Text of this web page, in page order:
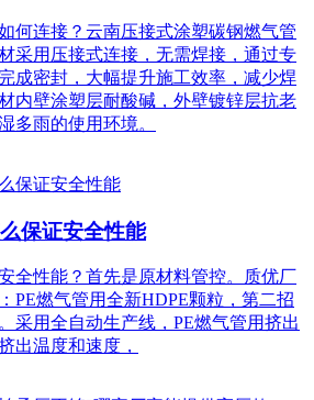
何连接？云南压接式涂塑碳钢燃气管
采用压接式连接，无需焊接，通过专
成密封，大幅提升施工效率，减少焊
内壁涂塑层耐酸碱，外壁镀锌层抗老
多雨的使用环境。
保证安全性能
全性能？首先是原材料管控。质优厂
PE燃气管用全新HDPE颗粒，第二招
采用全自动生产线，PE燃气管用挤出
出温度和速度，